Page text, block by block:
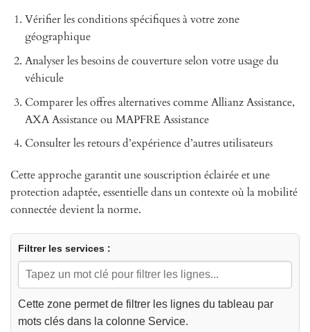
Vérifier les conditions spécifiques à votre zone
géographique
Analyser les besoins de couverture selon votre usage du
véhicule
Comparer les offres alternatives comme Allianz Assistance,
AXA Assistance ou MAPFRE Assistance
Consulter les retours d’expérience d’autres utilisateurs
Cette approche garantit une souscription éclairée et une
protection adaptée, essentielle dans un contexte où la mobilité
connectée devient la norme.
Filtrer les services :
Cette zone permet de filtrer les lignes du tableau par
mots clés dans la colonne Service.